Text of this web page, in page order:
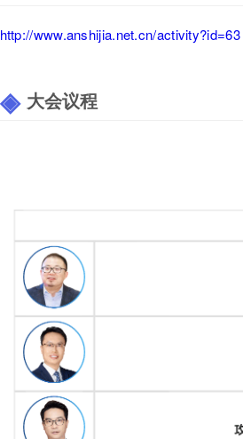
http://www.anshijia.net.cn/activity?id=63
大会议程